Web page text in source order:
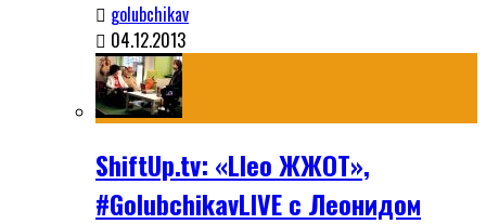
golubchikav
04.12.2013
ShiftUp.tv: «Lleo ЖЖОТ»,
#GolubchikavLIVE с Леонидом